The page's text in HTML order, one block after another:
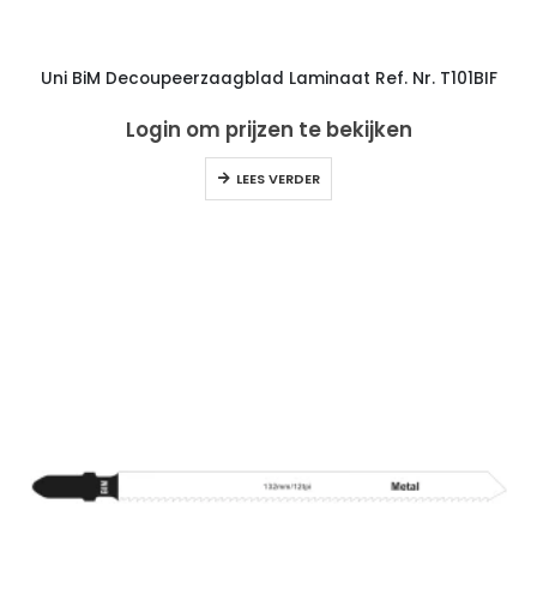
Uni BiM Decoupeerzaagblad Laminaat Ref. Nr. T101BIF
Login om prijzen te bekijken
LEES VERDER